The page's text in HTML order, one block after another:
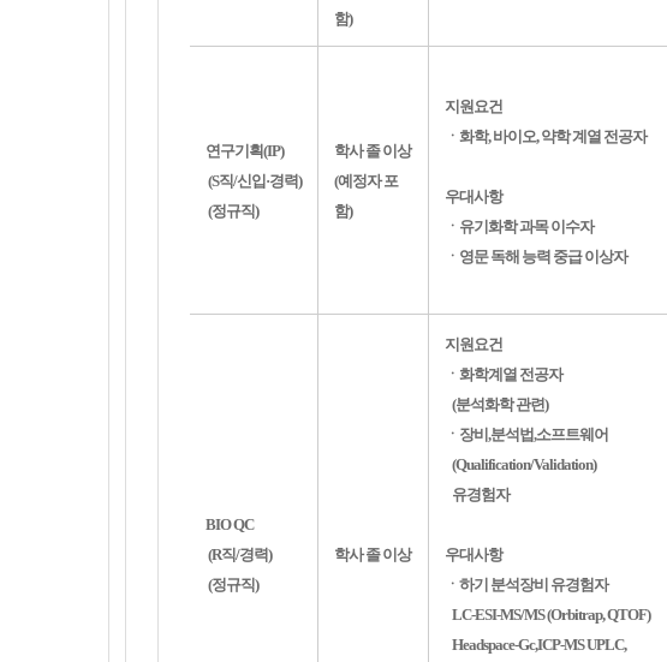
함)
연구기획(IP)
(S직/신입·경력)
(정규직)
학사 졸 이상
(예정자 포
함)
지원요건
ㆍ화학, 바이오, 약학 계열 전공자
우대사항
ㆍ유기화학 과목 이수자
ㆍ영문 독해 능력 중급 이상자
BIO QC
(R직/경력)
(정규직)
학사 졸 이상
지원요건
ㆍ화학계열 전공자
(분석화학 관련)
ㆍ장비,분석법,소프트웨어
(Qualification/Validation)
유경험자
우대사항
ㆍ하기 분석장비 유경험자
LC-ESI-MS/MS (Orbitrap, QTOF)
Headspace-Gc,ICP-MS UPLC,